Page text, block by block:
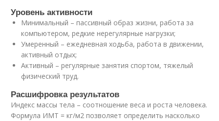
Уровень активности
Минимальный – пассивный образ жизни, работа за
компьютером, редкие нерегулярные нагрузки;
Умеренный – ежедневная ходьба, работа в движении,
активный отдых;
Активный – регулярные занятия спортом, тяжелый
физический труд.
Расшифровка результатов
Индекс массы тела – соотношение веса и роста человека.
Формула ИМТ = кг/м2 позволяет определить насколько